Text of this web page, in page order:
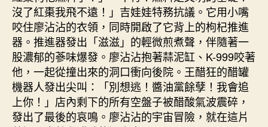
沒了紅棗我飛不遠！」吉娃娃特務抗議。它用小嘴
咬住廖沾沾的衣領，同時開啟了它背上的枸杞推進
器。推進器發出「滋滋」的輕微煎煮聲，伴隨著一
股濃郁的蔘味爆發。廖沾沾抱著蒜泥缸、K-999咬著
他，一起從撞出來的洞口衝向後院。王醋狂的醋罐
機器人發出尖叫：「別想逃！醬油黨餘孽！我會追
上你！」店內剩下的所有空盤子被醋酸氣波震碎，
發出了最後的哀鳴。廖沾沾的宇宙冒險，就在這片